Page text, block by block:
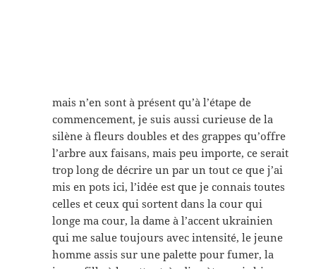
mais n’en sont à présent qu’à l’étape de
commencement, je suis aussi curieuse de la
silène à fleurs doubles et des grappes qu’offre
l’arbre aux faisans, mais peu importe, ce serait
trop long de décrire un par un tout ce que j’ai
mis en pots ici, l’idée est que je connais toutes
celles et ceux qui sortent dans la cour qui
longe ma cour, la dame à l’accent ukrainien
qui me salue toujours avec intensité, le jeune
homme assis sur une palette pour fumer, la